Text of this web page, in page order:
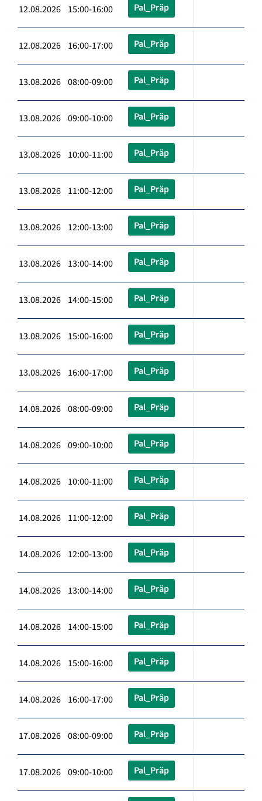
12.08.2026 15:00-16:00 Pal_Präp
12.08.2026 16:00-17:00 Pal_Präp
13.08.2026 08:00-09:00 Pal_Präp
13.08.2026 09:00-10:00 Pal_Präp
13.08.2026 10:00-11:00 Pal_Präp
13.08.2026 11:00-12:00 Pal_Präp
13.08.2026 12:00-13:00 Pal_Präp
13.08.2026 13:00-14:00 Pal_Präp
13.08.2026 14:00-15:00 Pal_Präp
13.08.2026 15:00-16:00 Pal_Präp
13.08.2026 16:00-17:00 Pal_Präp
14.08.2026 08:00-09:00 Pal_Präp
14.08.2026 09:00-10:00 Pal_Präp
14.08.2026 10:00-11:00 Pal_Präp
14.08.2026 11:00-12:00 Pal_Präp
14.08.2026 12:00-13:00 Pal_Präp
14.08.2026 13:00-14:00 Pal_Präp
14.08.2026 14:00-15:00 Pal_Präp
14.08.2026 15:00-16:00 Pal_Präp
14.08.2026 16:00-17:00 Pal_Präp
17.08.2026 08:00-09:00 Pal_Präp
17.08.2026 09:00-10:00 Pal_Präp